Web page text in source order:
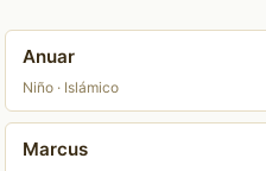
Anuar
Niño · Islámico
Marcus